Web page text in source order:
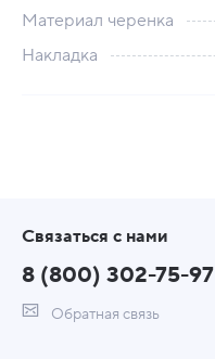
Материал черенка
Накладка
Связаться с нами
8 (800) 302-75-97
Обратная связь